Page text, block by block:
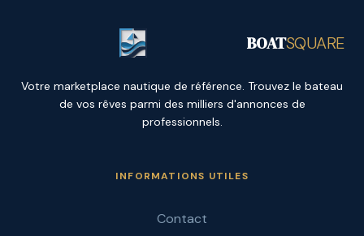
BOATSQUARE
Votre marketplace nautique de référence. Trouvez le bateau
de vos rêves parmi des milliers d'annonces de
professionnels.
INFORMATIONS UTILES
Contact